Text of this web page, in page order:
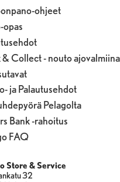
ohjeet
opas
Collect - nouto ajovalmiina
ja Palautusehdot
Pelagolta
Bank -rahoitus
FAQ
Store & Service
32